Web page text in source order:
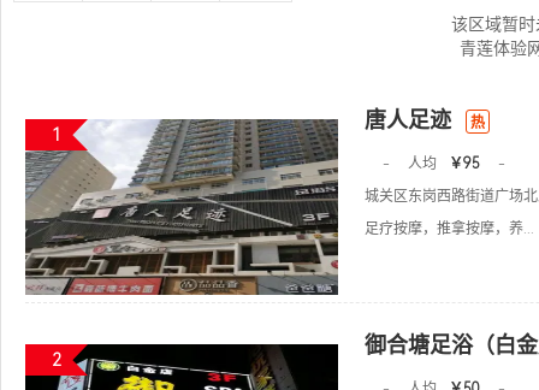
该区域暂
青莲体验
1
唐人足迹 热
- 人均 ￥95
-
城关区东岗西路街道广场
足疗按摩，推拿按摩，养...
2
御合塘足浴（白